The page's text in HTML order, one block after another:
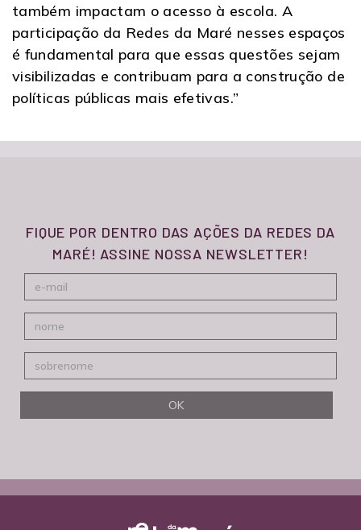
também impactam o acesso à escola. A
participação da Redes da Maré nesses espaços
é fundamental para que essas questões sejam
visibilizadas e contribuam para a construção de
políticas públicas mais efetivas.”
FIQUE POR DENTRO DAS AÇÕES DA REDES DA
MARÉ! ASSINE NOSSA NEWSLETTER!